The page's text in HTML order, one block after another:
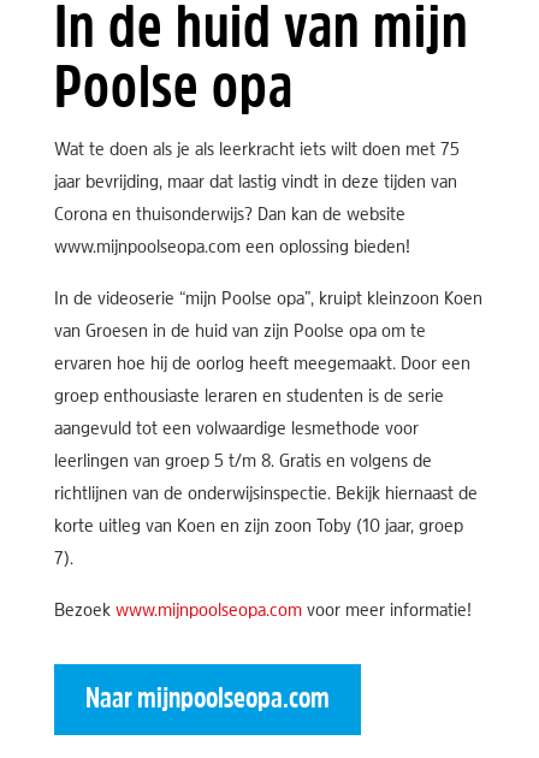
In de huid van mijn
Poolse opa
Wat te doen als je als leerkracht iets wilt doen met 75
jaar bevrijding, maar dat lastig vindt in deze tijden van
Corona en thuisonderwijs? Dan kan de website
www.mijnpoolseopa.com een oplossing bieden!
In de videoserie “mijn Poolse opa”, kruipt kleinzoon Koen
van Groesen in de huid van zijn Poolse opa om te
ervaren hoe hij de oorlog heeft meegemaakt. Door een
groep enthousiaste leraren en studenten is de serie
aangevuld tot een volwaardige lesmethode voor
leerlingen van groep 5 t/m 8. Gratis en volgens de
richtlijnen van de onderwijsinspectie. Bekijk hiernaast de
korte uitleg van Koen en zijn zoon Toby (10 jaar, groep
7).
Bezoek www.mijnpoolseopa.comvoor meer informatie!
Naar mijnpoolseopa.com